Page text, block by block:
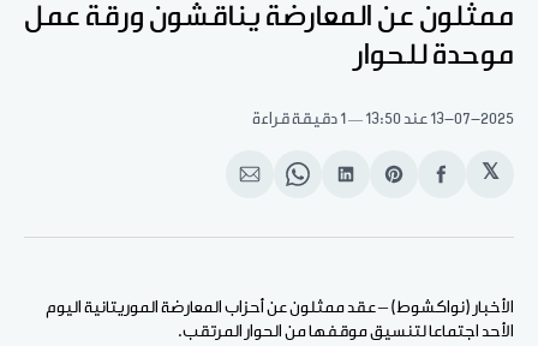
ممثلون عن المعارضة يناقشون ورقة عمل
موحدة للحوار
13-07-2025 عند 13:50 1 دقيقة قراءة
𝕏
انشر
الفيسبوك
Share
Pinterest
انشر
لينكد
Share
WhatsApp
انشر
الإيميل
الأخبار (نواكشوط) – عقد ممثلون عن أحزاب المعارضة الموريتانية اليوم
الأحد اجتماعا لتنسيق موقفها من الحوار المرتقب.